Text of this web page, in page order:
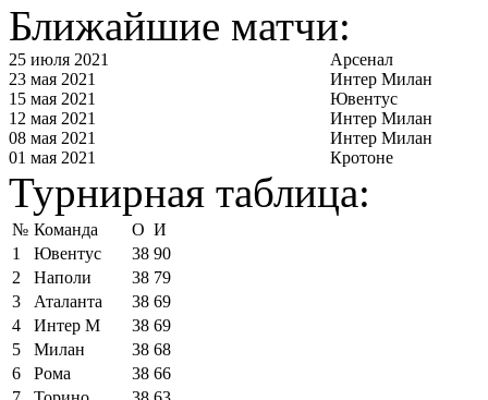
Ближайшие матчи:
25 июля 2021
Арсенал
23 мая 2021
Интер Милан
15 мая 2021
Ювентус
12 мая 2021
Интер Милан
08 мая 2021
Интер Милан
01 мая 2021
Кротоне
Турнирная таблица:
№ Команда О И
1
Ювентус 38 90
2
Наполи 38 79
3
Аталанта 38 69
4
Интер М 38 69
5
Милан 38 68
6
Рома 38 66